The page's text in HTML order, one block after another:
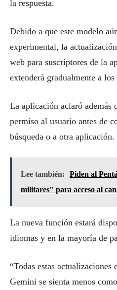
la respuesta.
Debido a que este modelo
experimental, la
web para suscriptores de la
extenderá gradualmente a los
La aplicación aclaró además
permiso al usuario antes de
búsqueda o a otra aplicación.
Lee también:
Piden al
militares" para acceso al
La nueva función estará
idiomas y en la mayoría de
“Todas estas actualizaciones
Gemini se sienta menos